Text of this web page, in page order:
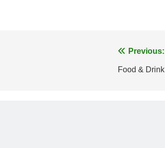
Previous:
Food & Drink